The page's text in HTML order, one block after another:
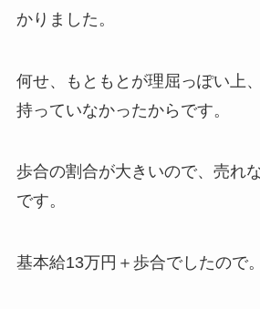
かりました。
何せ、もともとが理屈っぽい上
持っていなかったからです。
歩合の割合が大きいので、売れ
です。
基本給13万円＋歩合でしたので